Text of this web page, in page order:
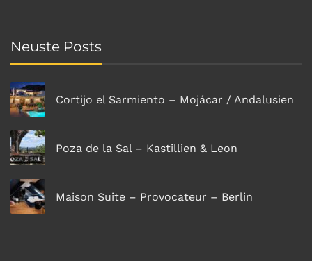
Neuste Posts
Cortijo el Sarmiento – Mojácar / Andalusien
Poza de la Sal – Kastillien & Leon
Maison Suite – Provocateur – Berlin